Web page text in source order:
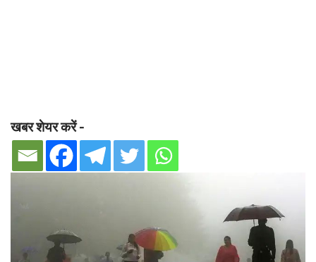
खबर शेयर करें -